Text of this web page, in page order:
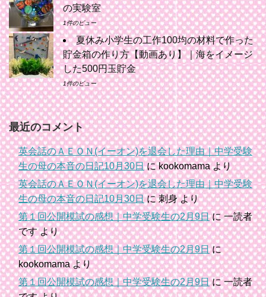
の実験室
1件のビュー
夏休み小学生の工作100均の材料で作った
貯金箱の作り方【動画あり】｜海をイメージ
した500円玉貯金
1件のビュー
最近のコメント
英会話のＡＥＯＮ(イーオン)を退会した理由｜中学受験
生の母の本音の日記10月30日にkookomamaより
英会話のＡＥＯＮ(イーオン)を退会した理由｜中学受験
生の母の本音の日記10月30日に刺身より
第１回公開模試の感想｜中学受験生の2月9日に一読者
ですより
第１回公開模試の感想｜中学受験生の2月9日に
kookomamaより
第１回公開模試の感想｜中学受験生の2月9日に一読者